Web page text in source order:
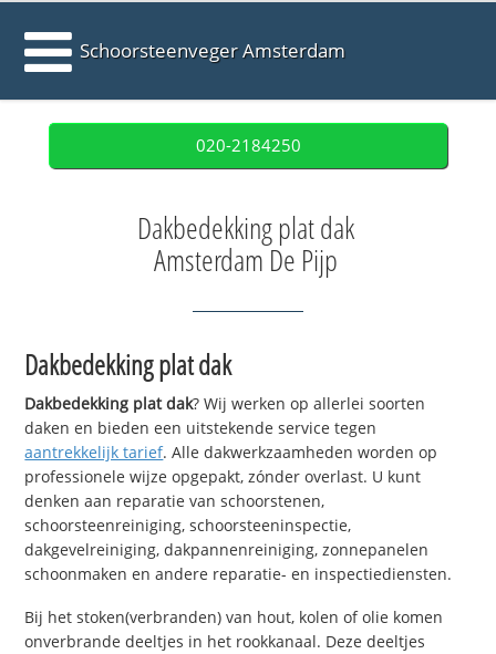
Schoorsteenveger Amsterdam
020-2184250
Dakbedekking plat dak
Amsterdam De Pijp
Dakbedekking plat dak
Dakbedekking plat dak? Wij werken op allerlei soorten
daken en bieden een uitstekende service tegen
aantrekkelijk tarief. Alle dakwerkzaamheden worden op
professionele wijze opgepakt, zónder overlast. U kunt
denken aan reparatie van schoorstenen,
schoorsteenreiniging, schoorsteeninspectie,
dakgevelreiniging, dakpannenreiniging, zonnepanelen
schoonmaken en andere reparatie- en inspectiediensten.
Bij het stoken(verbranden) van hout, kolen of olie komen
onverbrande deeltjes in het rookkanaal. Deze deeltjes